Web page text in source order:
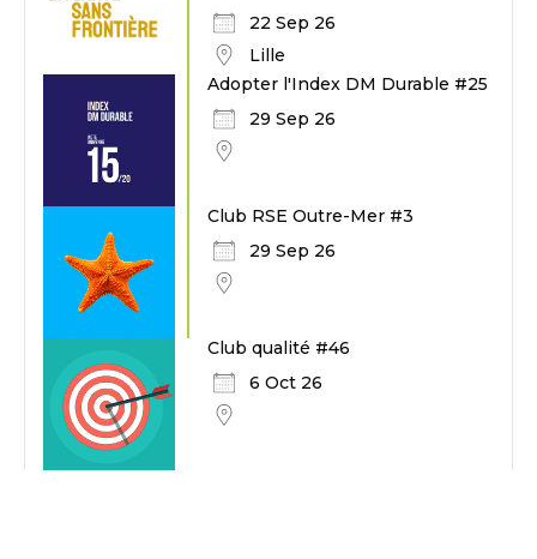
22 Sep 26
Lille
Adopter l'Index DM Durable #25
29 Sep 26
Club RSE Outre-Mer #3
29 Sep 26
Club qualité #46
6 Oct 26